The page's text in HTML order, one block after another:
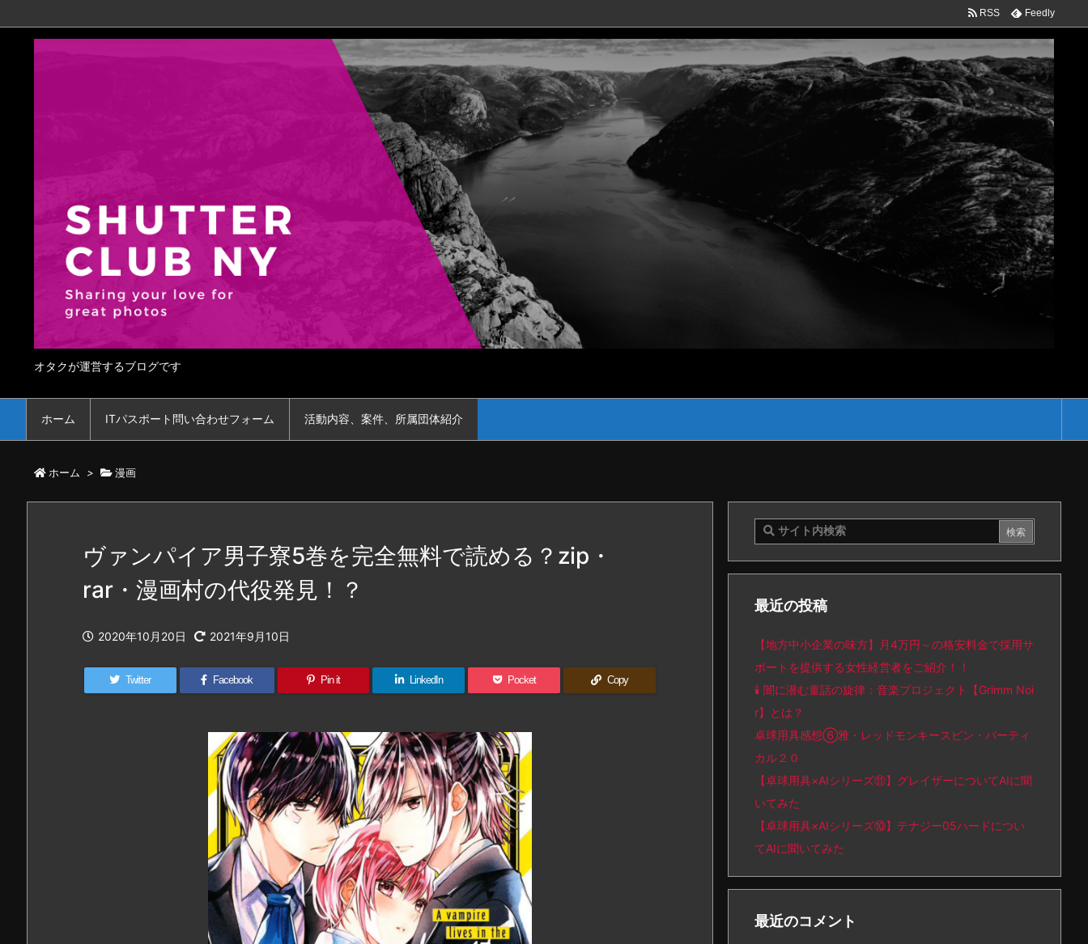
オタクが運営するブログです
ホーム ITパスポート問い合わせフォーム 活動内容、案件、所属団体紹介
RSS Feedly
ホーム > 漫画
ヴァンパイア男子寮5巻を完全無料で読める？zip・
rar・漫画村の代役発見！？
2020年10月20日 2021年9月10日
Twitter Facebook Pin it LinkedIn Pocket Copy
最近の投稿
【地方中小企業の味方】月4万円～の格安料金で採用サ
ポートを提供する女性経営者をご紹介！！
🕯️ 闇に潜む童話の旋律：音楽プロジェクト【Grimm Noi
r】とは？
卓球用具感想⑥雅・レッドモンキースピン・バーティ
カル２０
【卓球用具×AIシリーズ⑪】グレイザーについてAIに聞
いてみた
【卓球用具×AIシリーズ⑩】テナジー05ハードについ
てAIに聞いてみた
最近のコメント